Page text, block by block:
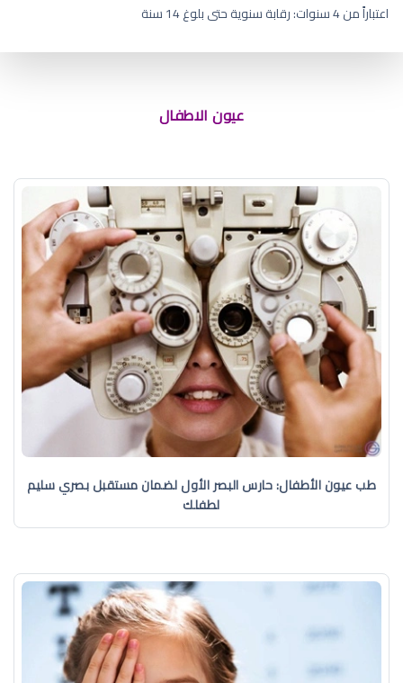
اعتباراً من 4 سنوات: رقابة سنوية حتى بلوغ 14 سنة
عيون الاطفال
طب عيون الأطفال: حارس البصر الأول لضمان مستقبل بصري سليم
لطفلك